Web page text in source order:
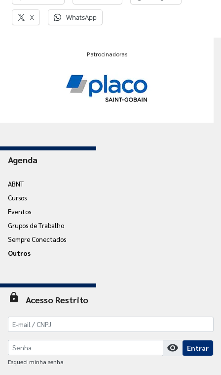
X WhatsApp
Patrocinadoras
Agenda
ABNT
Cursos
Eventos
Grupos de Trabalho
Sempre Conectados
Outros
lock Acesso Restrito
visibility Entrar
Esqueci minha senha